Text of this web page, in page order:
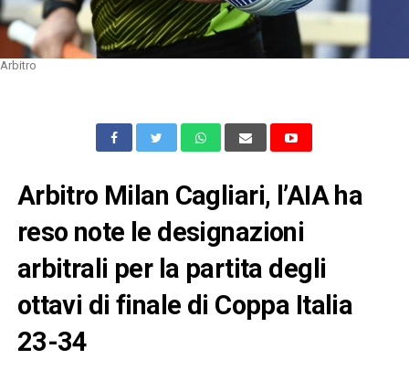
Arbitro
Arbitro Milan Cagliari, l’AIA ha
reso note le designazioni
arbitrali per la partita degli
ottavi di finale di Coppa Italia
23-34